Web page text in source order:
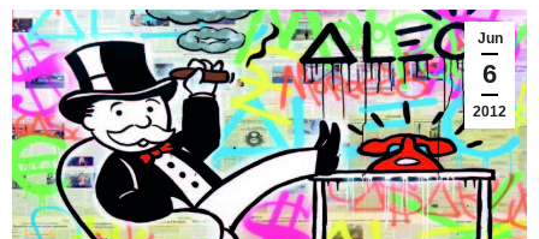
Jun
6
2012